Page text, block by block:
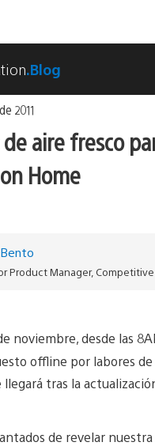
.Blog
2011
aire fresco
Home
Product Manager, Competitive
noviembre, desde las
offline por labores
llegará tras la
de revelar